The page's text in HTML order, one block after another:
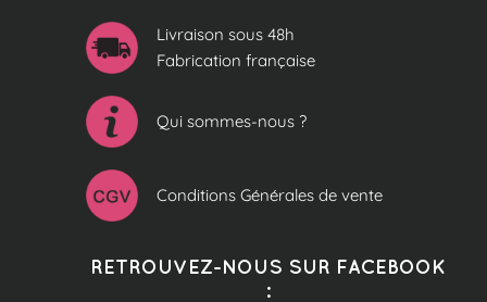
Livraison sous 48h
Fabrication française
Qui sommes-nous ?
Conditions Générales de vente
RETROUVEZ-NOUS SUR FACEBOOK
: